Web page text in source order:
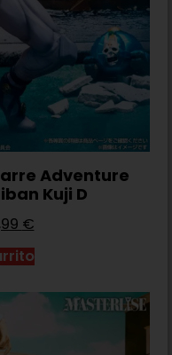
Adventure
Kuji D
€